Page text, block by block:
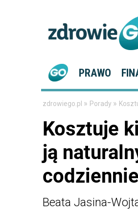
PRAWO
zdrowiego.pl » Porady »
Kosztuje
ją
codziennie
Beata Jasina-